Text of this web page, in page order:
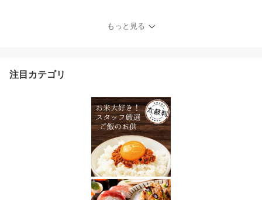
グルテンフリー 小麦粉不
使用 低カロリー ヘルシ
もっと見る
注目カテゴリ